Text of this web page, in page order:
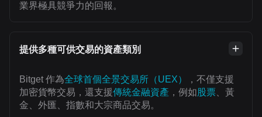
業界極具競爭力的回報。
提供多種可供交易的資產類別
Bitget 作為全球首個全景交易所（UEX）
，不僅支援
加密貨幣交易，還支援傳統金融資產 ，例如 股票 、黃
金、外匯、指數和大宗商品交易。